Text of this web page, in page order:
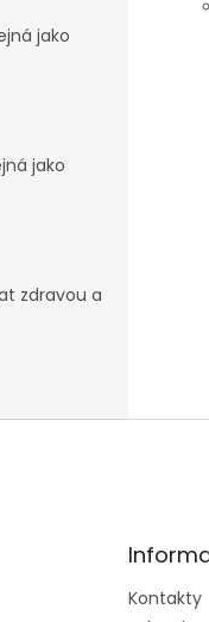
jako
jako
zdravou a
Kontakty